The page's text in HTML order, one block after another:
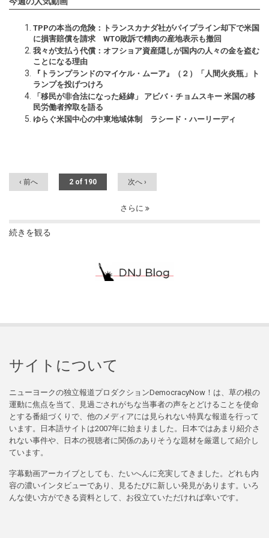
TPPの本当の危険：トランスカナダ社がパイプライン却下で米国
に損害賠償を請求 WTO敗訴で精肉の産地表示も撤回
我々が支払う代償：オフショア資産隠しが国内の人々の金を盗む
ことになる理由
『トランプランドのマイケル・ムーア』（２）「人間火炎瓶」ト
ランプを投げつけろ
「移民が非合法になった経緯」 アビバ・チョムスキー 米国の移
民労働者搾取を語る
ゆらぐ米国中心の中東地域体制 ラシード・ハーリーディ
‹ 前へ 2 of 190 次へ ›
さらに
続きを観る
サイトについて
ニューヨークの独立報道プロダクションDemocracyNow！は、草の根の
運動に焦点を当て、見過ごされがちな当事者の声をとどけることを使命
とする番組づくりで、他のメディアには見られない特異な報道を行って
います。日本語サイトは2007年に始まりました。日本ではあまり紹介さ
れない事件や、日本の視聴者に関係のありそうな題材を厳選して紹介し
ています。
字幕動画アーカイブとしても、たいへんに充実してきました。どれも内
容の濃いインタビューであり、見るたびに新しい発見があります。いろ
んな使い方ができる資料として、お役立ていただければ幸いです。